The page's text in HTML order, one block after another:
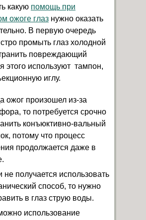
какую помощь при
ожоге глаз нужно оказать
В первую очередь
промыть глаз холодной
повреждающий
этого используют тампон,
иглу.
ожог произошел из-за
то потребуется срочно
конъюктивно-вальный
потому что процесс
продолжается даже в
не получается использовать
способ, то нужно
в глаз струю воды.
использование